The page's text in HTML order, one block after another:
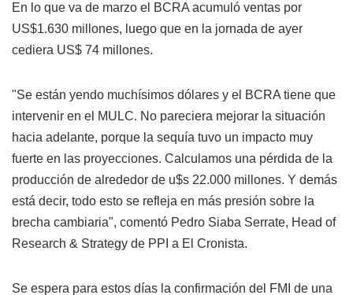
En lo que va de marzo el BCRA acumuló ventas por
US$1.630 millones, luego que en la jornada de ayer
cediera US$ 74 millones.
"Se están yendo muchísimos dólares y el BCRA tiene que
intervenir en el MULC. No pareciera mejorar la situación
hacia adelante, porque la sequía tuvo un impacto muy
fuerte en las proyecciones. Calculamos una pérdida de la
producción de alrededor de u$s 22.000 millones. Y demás
está decir, todo esto se refleja en más presión sobre la
brecha cambiaria", comentó Pedro Siaba Serrate, Head of
Research & Strategy de PPI a El Cronista.
Se espera para estos días la confirmación del FMI de una